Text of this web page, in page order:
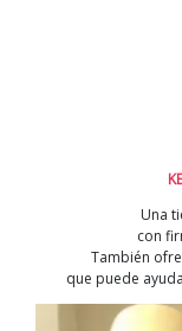
Una
con
También
que puede